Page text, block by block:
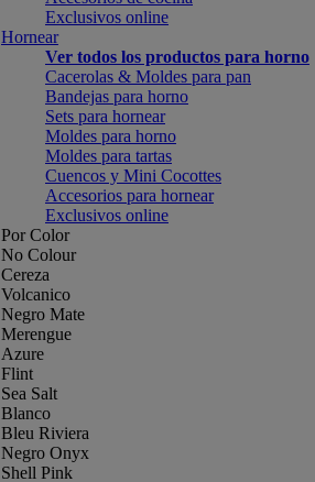
Exclusivos online
Hornear
Ver todos los productos para horno
Cacerolas & Moldes para pan
Bandejas para horno
Sets para hornear
Moldes para horno
Moldes para tartas
Cuencos y Mini Cocottes
Accesorios para hornear
Exclusivos online
Por Color
No Colour
Cereza
Volcanico
Negro Mate
Merengue
Azure
Flint
Sea Salt
Blanco
Bleu Riviera
Negro Onyx
Shell Pink